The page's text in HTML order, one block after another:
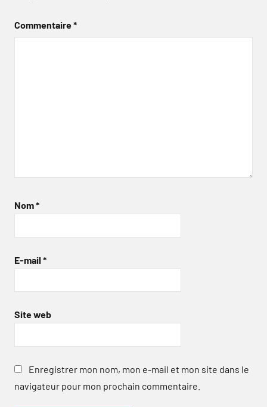
Commentaire*
Nom*
E-mail *
Site web
Enregistrer mon nom, mon e-mail et mon site dans le
navigateur pour mon prochain commentaire.